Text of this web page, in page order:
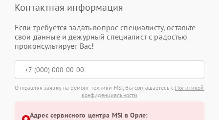
Контактная информация
Если требуется задать вопрос специалисту, оставьте
свои данные и дежурный специалист с радостью
проконсультирует Вас!
Отправляя заявку на ремонт техники MSI, Вы соглашаетесь с Политикой
конфиденциальности
Адрес сервисного центра MSI в Орле: